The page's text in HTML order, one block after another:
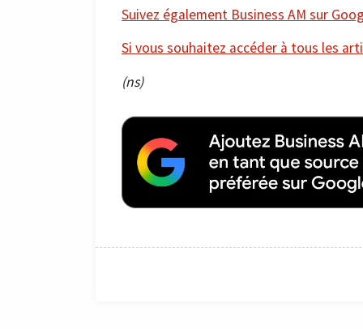
Suivez également Business AM sur
Si vous souhaitez accéder à tous les
(ns)